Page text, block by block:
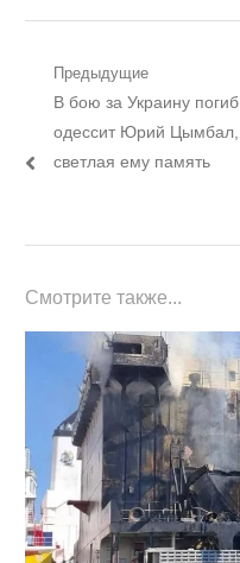
Навигация
записям
Предыдущие
Предыдущий
пост:
В бою за Украину погиб
одессит Юрий Цымбал,
светлая ему память
Смотрите также...